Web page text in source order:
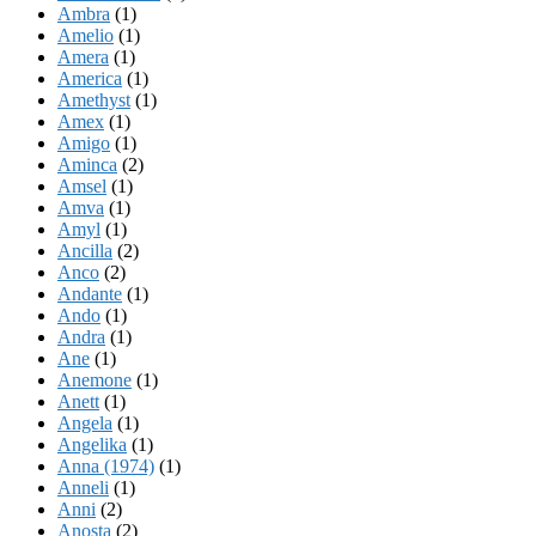
Ambra (1)
Amelio (1)
Amera (1)
America (1)
Amethyst (1)
Amex (1)
Amigo (1)
Aminca (2)
Amsel (1)
Amva (1)
Amyl (1)
Ancilla (2)
Anco (2)
Andante (1)
Ando (1)
Andra (1)
Ane (1)
Anemone (1)
Anett (1)
Angela (1)
Angelika (1)
Anna (1974) (1)
Anneli (1)
Anni (2)
Anosta (2)